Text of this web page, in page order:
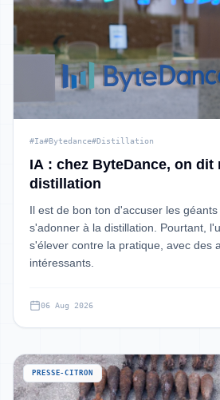
#Ia#Bytedance#Distillation
IA : chez ByteDance, on dit
distillation
Il est de bon ton d'accuser les
s'adonner à la distillation. Pourtant,
s'élever contre la pratique, avec des
intéressants.
06 Aug 2026
PRESSE-CITRON